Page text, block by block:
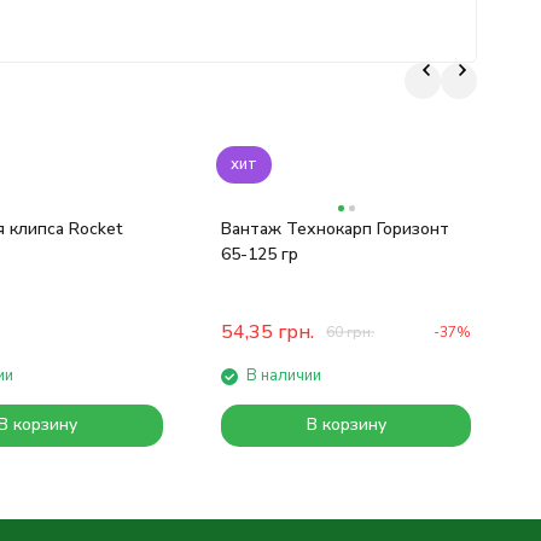
корзину
хит
Вантаж Технокарп Горизонт
65-125 гр
54,35 грн. 60грн. -37%
В наличии
В корзину